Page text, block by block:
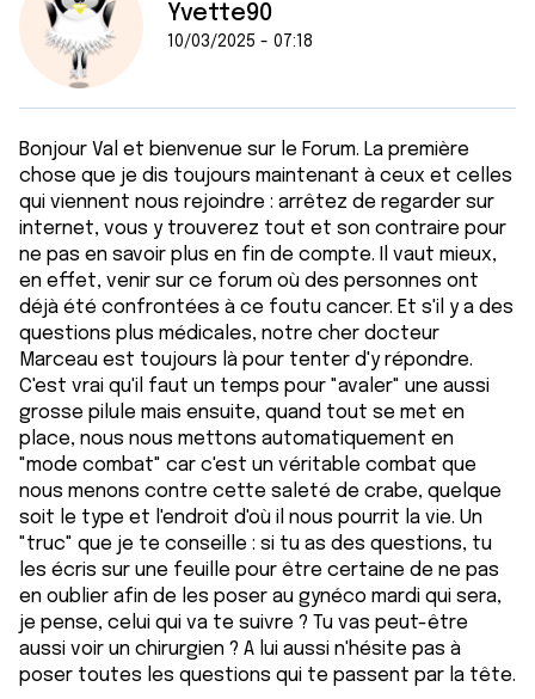
Yvette90
10/03/2025 - 07:18
Bonjour Val et bienvenue sur le Forum. La première
chose que je dis toujours maintenant à ceux et celles
qui viennent nous rejoindre : arrêtez de regarder sur
internet, vous y trouverez tout et son contraire pour
ne pas en savoir plus en fin de compte. Il vaut mieux,
en effet, venir sur ce forum où des personnes ont
déjà été confrontées à ce foutu cancer. Et s'il y a des
questions plus médicales, notre cher docteur
Marceau est toujours là pour tenter d'y répondre.
C'est vrai qu'il faut un temps pour "avaler" une aussi
grosse pilule mais ensuite, quand tout se met en
place, nous nous mettons automatiquement en
"mode combat" car c'est un véritable combat que
nous menons contre cette saleté de crabe, quelque
soit le type et l'endroit d'où il nous pourrit la vie. Un
"truc" que je te conseille : si tu as des questions, tu
les écris sur une feuille pour être certaine de ne pas
en oublier afin de les poser au gynéco mardi qui sera,
je pense, celui qui va te suivre ? Tu vas peut-être
aussi voir un chirurgien ? A lui aussi n'hésite pas à
poser toutes les questions qui te passent par la tête.